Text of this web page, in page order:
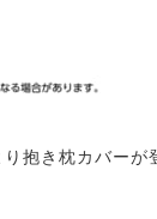
抱き枕カバー